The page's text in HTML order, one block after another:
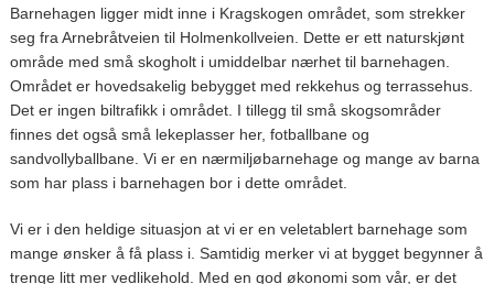
Barnehagen ligger midt inne i Kragskogen området, som strekker
seg fra Arnebråtveien til Holmenkollveien. Dette er ett naturskjønt
område med små skogholt i umiddelbar nærhet til barnehagen.
Området er hovedsakelig bebygget med rekkehus og terrassehus.
Det er ingen biltrafikk i området. I tillegg til små skogsområder
finnes det også små lekeplasser her, fotballbane og
sandvollyballbane. Vi er en nærmiljøbarnehage og mange av barna
som har plass i barnehagen bor i dette området.
Vi er i den heldige situasjon at vi er en veletablert barnehage som
mange ønsker å få plass i. Samtidig merker vi at bygget begynner å
trenge litt mer vedlikehold. Med en god økonomi som vår, er det